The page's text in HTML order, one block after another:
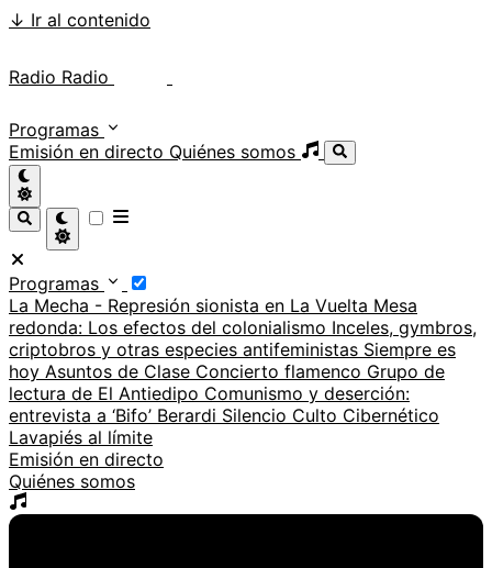
↓ Ir al contenido
Radio Radio
Programas
Emisión en directo Quiénes somos
Programas
La Mecha - Represión sionista en La Vuelta Mesa
redonda: Los efectos del colonialismo Inceles, gymbros,
criptobros y otras especies antifeministas Siempre es
hoy Asuntos de Clase Concierto flamenco Grupo de
lectura de El Antiedipo Comunismo y deserción:
entrevista a ‘Bifo’ Berardi Silencio Culto Cibernético
Lavapiés al límite
Emisión en directo
Quiénes somos